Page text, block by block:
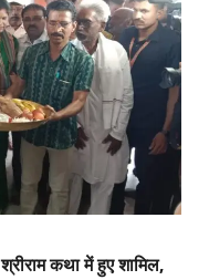
कथा में हुए शामिल,